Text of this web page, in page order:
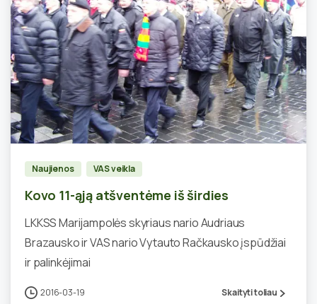
0
Naujienos VAS veikla
Kovo 11-ąją atšventėme iš širdies
LKKSS Marijampolės skyriaus nario Audriaus
Brazausko ir VAS nario Vytauto Račkausko įspūdžiai
ir palinkėjimai
2016-03-19 Skaityti toliau